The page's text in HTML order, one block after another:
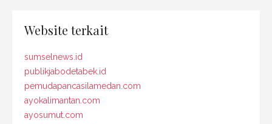
Website terkait
sumselnews.id
publikjabodetabek.id
pemudapancasilamedan.com
ayokalimantan.com
ayosumut.com